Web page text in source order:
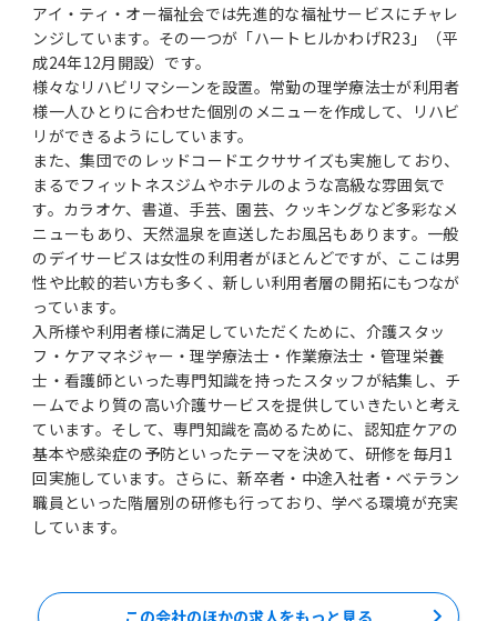
アイ・ティ・オー福祉会では先進的な福祉サービスにチャレ
ンジしています。その一つが「ハートヒルかわげR23」（平
成24年12月開設）です。
様々なリハビリマシーンを設置。常勤の理学療法士が利用者
様一人ひとりに合わせた個別のメニューを作成して、リハビ
リができるようにしています。
また、集団でのレッドコードエクササイズも実施しており、
まるでフィットネスジムやホテルのような高級な雰囲気で
す。カラオケ、書道、手芸、園芸、クッキングなど多彩なメ
ニューもあり、天然温泉を直送したお風呂もあります。一般
のデイサービスは女性の利用者がほとんどですが、ここは男
性や比較的若い方も多く、新しい利用者層の開拓にもつなが
っています。
入所様や利用者様に満足していただくために、介護スタッ
フ・ケアマネジャー・理学療法士・作業療法士・管理栄養
士・看護師といった専門知識を持ったスタッフが結集し、チ
ームでより質の高い介護サービスを提供していきたいと考え
ています。そして、専門知識を高めるために、認知症ケアの
基本や感染症の予防といったテーマを決めて、研修を毎月1
回実施しています。さらに、新卒者・中途入社者・ベテラン
職員といった階層別の研修も行っており、学べる環境が充実
しています。
この会社のほかの求人をもっと見る